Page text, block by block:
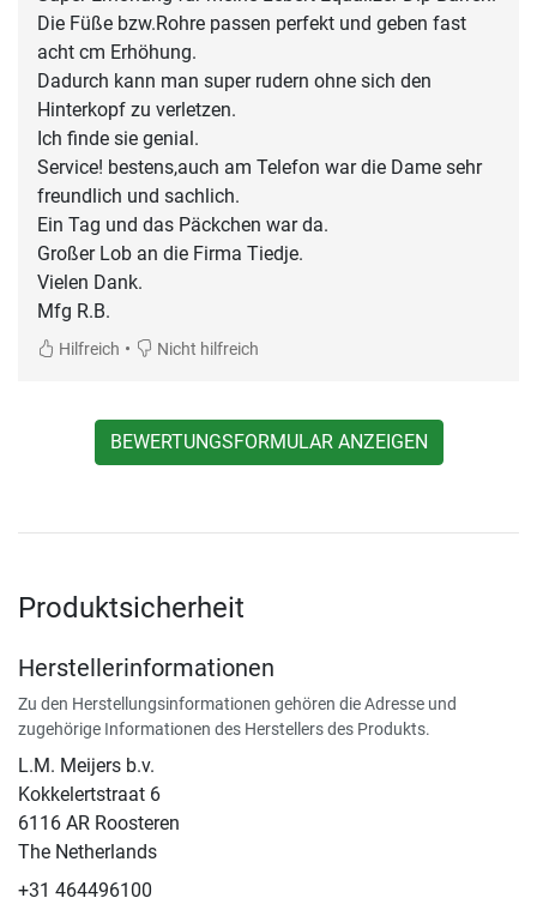
Die Füße bzw.Rohre passen perfekt und geben fast
acht cm Erhöhung.
Dadurch kann man super rudern ohne sich den
Hinterkopf zu verletzen.
Ich finde sie genial.
Service! bestens,auch am Telefon war die Dame sehr
freundlich und sachlich.
Ein Tag und das Päckchen war da.
Großer Lob an die Firma Tiedje.
Vielen Dank.
Mfg R.B.
Hilfreich • Nicht hilfreich
BEWERTUNGSFORMULAR ANZEIGEN
Produktsicherheit
Herstellerinformationen
Zu den Herstellungsinformationen gehören die Adresse und
zugehörige Informationen des Herstellers des Produkts.
L.M. Meijers b.v.
Kokkelertstraat 6
6116 AR Roosteren
The Netherlands
+31 464496100